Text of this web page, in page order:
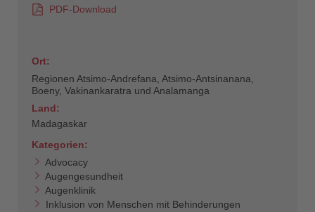
PDF-Download
Ort:
Regionen Atsimo-Andrefana, Atsimo-Antsinanana,
Boeny, Vakinankaratra und Analamanga
Land:
Madagaskar
Kategorien:
Advocacy
Augengesundheit
Augenklinik
Inklusion von Menschen mit Behinderungen